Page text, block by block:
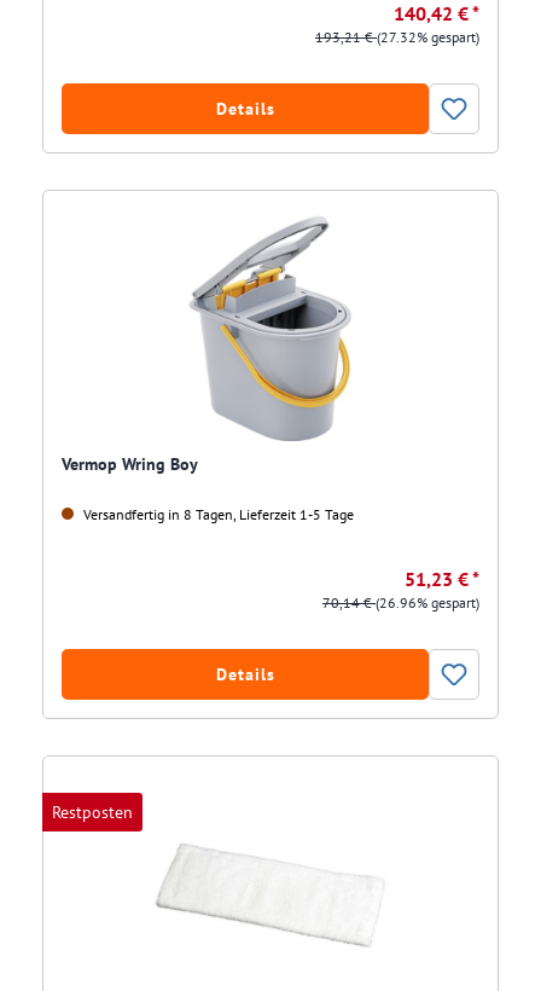
140,42 € *
193,21 €(27.32% gespart)
Details
Vermop Wring Boy
Versandfertig in 8 Tagen, Lieferzeit 1-5 Tage
51,23 € *
70,14 €(26.96% gespart)
Details
Restposten